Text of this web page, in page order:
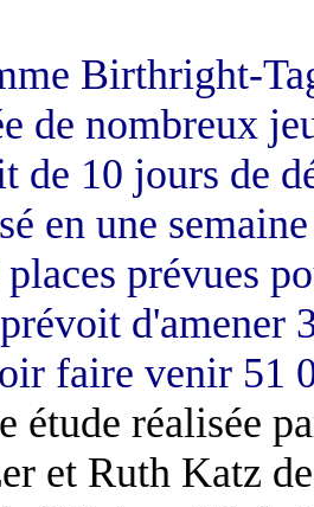
Birthright-
de nombreux
de 10 jours de
en une
prévues
d'amener
faire venir 51
étude réalisée
et Ruth Katz